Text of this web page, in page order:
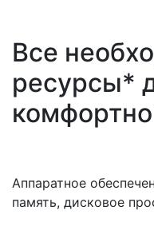
Все
ресурсы*
Аппаратное
память, дисковое